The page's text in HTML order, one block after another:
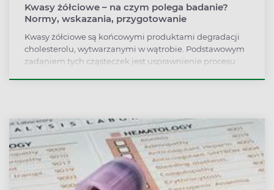
Kwasy żółciowe – na czym polega badanie?
Normy, wskazania, przygotowanie
Kwasy żółciowe są końcowymi produktami degradacji
cholesterolu, wytwarzanymi w wątrobie. Podstawowym
zadaniem tych cząsteczek jest usprawnienie procesu
wirusowego zapalenia wątroby i marskości gruczołu.
Niski poziom może być wynikiem upośledzenia
wchłaniania zwrotnego w przewodzie pokarmowym.